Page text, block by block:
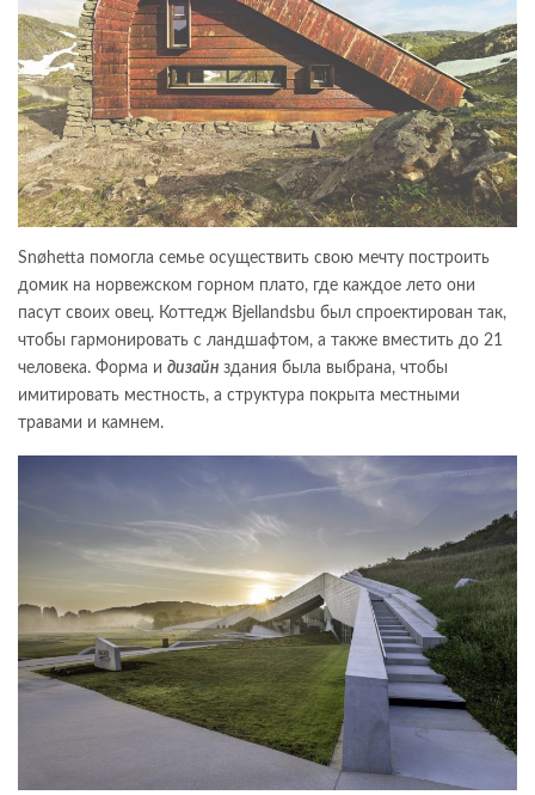
Snøhetta помогла семье осуществить свою мечту построить
домик на норвежском горном плато, где каждое лето они
пасут своих овец. Коттедж Bjellandsbu был спроектирован так,
чтобы гармонировать с ландшафтом, а также вместить до 21
человека. Форма и дизайн здания была выбрана, чтобы
имитировать местность, а структура покрыта местными
травами и камнем.